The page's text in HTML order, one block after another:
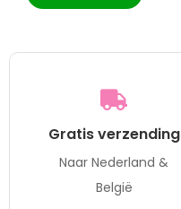
Gratis verzending
Naar Nederland &
België